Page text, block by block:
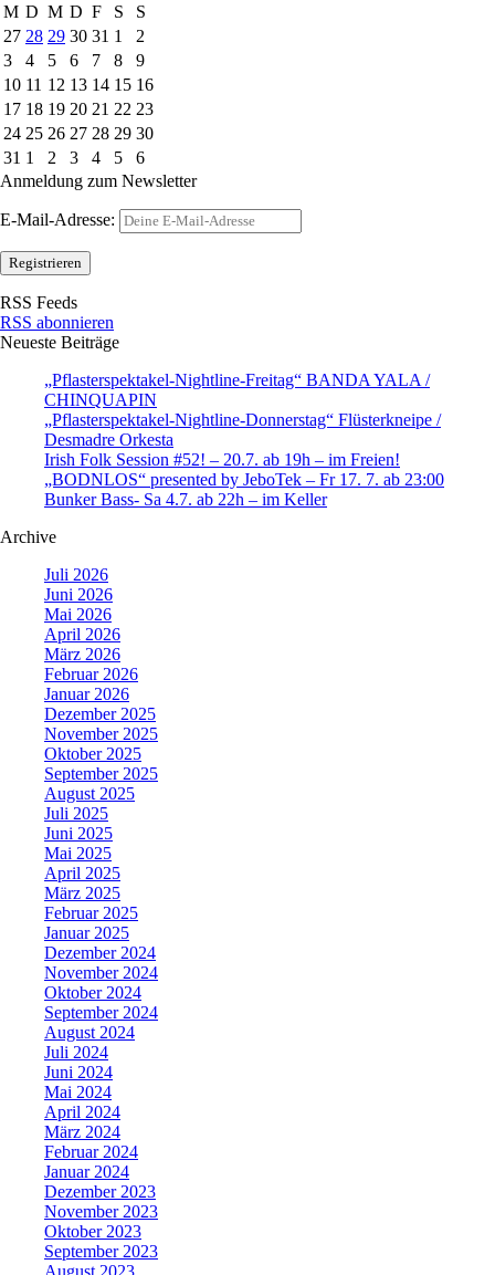
M D M D F S
S
27 28 29 30 31 1
2
3
4 5 6 7 8
9
10 11 12 13 14 15 16
17 18 19 20 21 22 23
24 25 26 27 28 29 30
31 1 2 3 4 5
6
Anmeldung zum Newsletter
E-Mail-Adresse:
RSS Feeds
RSS abonnieren
Neueste Beiträge
„Pflasterspektakel-Nightline-Freitag“ BANDA YALA /
CHINQUAPIN
„Pflasterspektakel-Nightline-Donnerstag“ Flüsterkneipe /
Desmadre Orkesta
Irish Folk Session #52! – 20.7. ab 19h – im Freien!
„BODNLOS“ presented by JeboTek – Fr 17. 7. ab 23:00
Bunker Bass- Sa 4.7. ab 22h – im Keller
Archive
Juli 2026
Juni 2026
Mai 2026
April 2026
März 2026
Februar 2026
Januar 2026
Dezember 2025
November 2025
Oktober 2025
September 2025
August 2025
Juli 2025
Juni 2025
Mai 2025
April 2025
März 2025
Februar 2025
Januar 2025
Dezember 2024
November 2024
Oktober 2024
September 2024
August 2024
Juli 2024
Juni 2024
Mai 2024
April 2024
März 2024
Februar 2024
Januar 2024
Dezember 2023
November 2023
Oktober 2023
September 2023
August 2023